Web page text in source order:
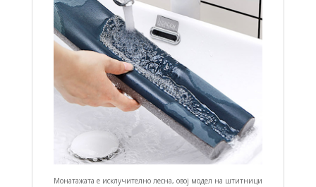
Монатажата е исклучително лесна, овој модел на штитници